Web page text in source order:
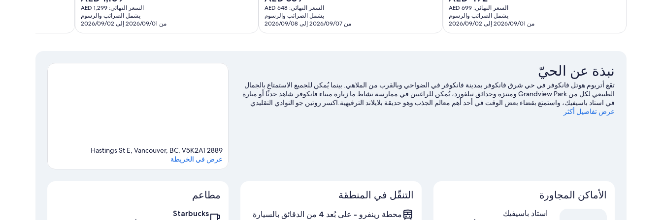
الحالي
هو
AED
472
السعر النهائي: AED 699
يشمل الضرائب والرسوم
من 2026/09/01 إلى 2026/09/02
تقييمًا
الحالي
هو
AED
559
السعر النهائي: AED 648
يشمل الضرائب والرسوم
من 2026/09/07 إلى 2026/09/08
الحالي
هو
AED
1,109
السعر النهائي: AED 1,299
يشمل الضرائب والرسوم
من 2026/09/01 إلى 2026/09/02
نبذة عن الحيّ
تقع أتريوم هوتل فانكوفر في حي شرق فانكوفر بمدينة فانكوفر في الضواحي وبالقرب من الملاهي. بينما يُمكن للجميع الاستمتاع بالجمال
الطبيعي لكل من Grandview Park ومتنزه وحدائق تيلفورد، يُمكن للراغبين في ممارسة نشاط ما زيارة ميناء فانكوفر.شاهد حدثًا أو مبارة
في استاد باسيفيك، واستمتع بقضاء بعض الوقت في أحد أهم معالم الجذب وهو حديقة بلايلاند الترفيهية.اكسر روتين جو النوادي التقليدي
واستمتع بممارسة رياضة الجولف على ملعب جولف قريب، أو يُمكنك الاستمتاع بخوض تجارب مثيرة من خلال مضمار للمشي/ للدراجات
عرض تفاصيل أكثر
2889 Hastings St E, Vancouver, BC, V5K2A1
عرض في الخريطة
الأماكن المجاورة
استاد باسيفيك
التنقّل في المنطقة
محطة رينفرو - على بُعد 4 من الدقائق بالسيارة
مطاعم
Starbucks